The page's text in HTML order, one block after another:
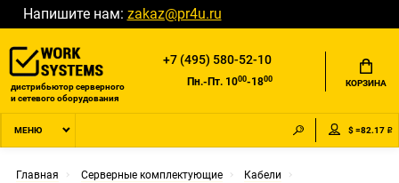
Напишите нам: zakaz@pr4u.ru
дистрибьютор серверного
и сетевого оборудования
+7 (495) 580-52-10
Пн.-Пт. 1000-1800 КОРЗИНА
МЕНЮ $ =82.17 ₽
Главная Серверные комплектующие
Кабели